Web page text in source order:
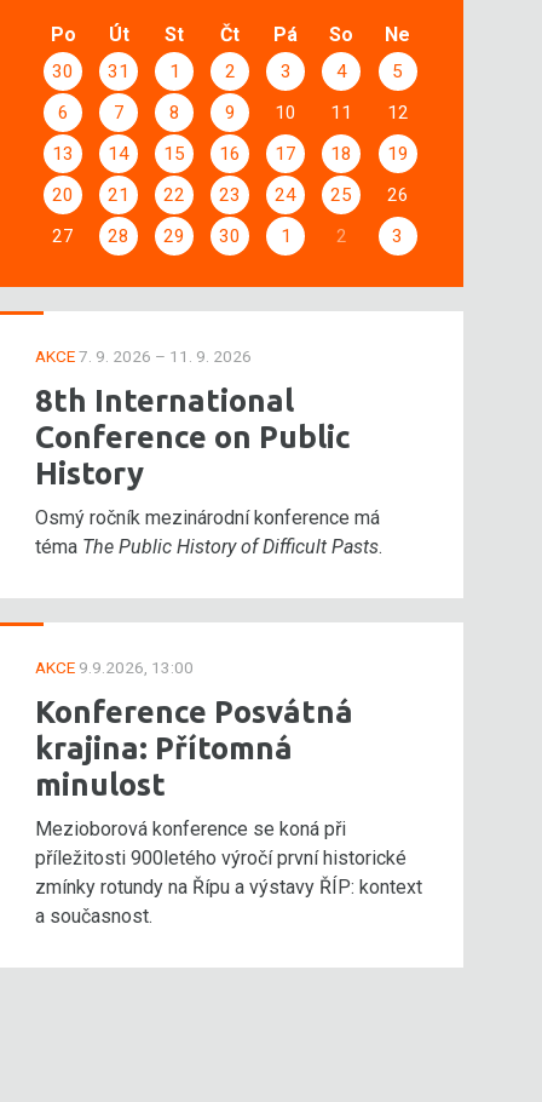
Po Út St Čt Pá So Ne
30 31 1 2 3 4
5
6
7 8 9 10 11
12
13
14 15 16 17 18
19
20
21 22 23 24 25
26
27
28 29 30 1 2 3
AKCE7. 9. 2026 – 11. 9. 2026
8th International
Conference on Public
History
Osmý ročník mezinárodní konference má
téma The Public History of Difficult Pasts.
AKCE 9.9.2026, 13:00
Konference Posvátná
krajina: Přítomná
minulost
Mezioborová konference se koná při
příležitosti 900letého výročí první historické
zmínky rotundy na Řípu a výstavy ŘÍP: kontext
a současnost.